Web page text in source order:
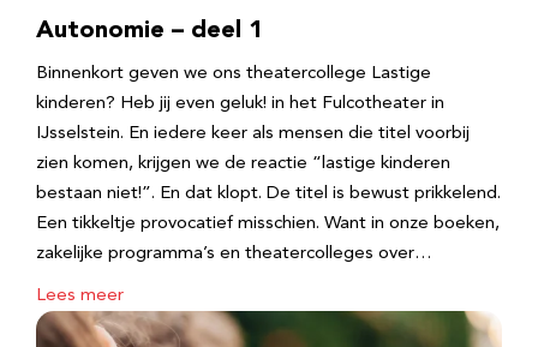
Autonomie – deel 1
Binnenkort geven we ons theatercollege Lastige
kinderen? Heb jij even geluk! in het Fulcotheater in
IJsselstein. En iedere keer als mensen die titel voorbij
zien komen, krijgen we de reactie “lastige kinderen
bestaan niet!”. En dat klopt. De titel is bewust prikkelend.
Een tikkeltje provocatief misschien. Want in onze boeken,
zakelijke programma’s en theatercolleges over…
Lees meer